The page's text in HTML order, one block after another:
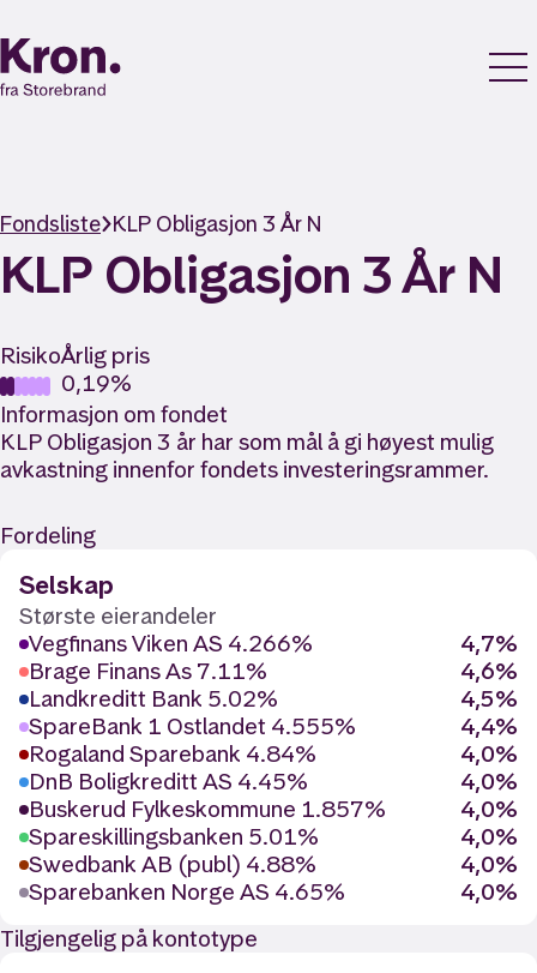
Fondsliste KLP Obligasjon 3 År N
KLP Obligasjon 3 År N
RisikoÅrlig pris
0,19%
Informasjon om fondet
KLP Obligasjon 3 år har som mål å gi høyest mulig
avkastning innenfor fondets investeringsrammer.
Fordeling
Selskap
Største eierandeler
Vegfinans Viken AS 4.266%
4,7%
Brage Finans As 7.11%
4,6%
Landkreditt Bank 5.02%
4,5%
SpareBank 1 Ostlandet 4.555%
4,4%
Rogaland Sparebank 4.84%
4,0%
DnB Boligkreditt AS 4.45%
4,0%
Buskerud Fylkeskommune 1.857%
4,0%
Spareskillingsbanken 5.01%
4,0%
Swedbank AB (publ) 4.88%
4,0%
Sparebanken Norge AS 4.65%
4,0%
Tilgjengelig på kontotype